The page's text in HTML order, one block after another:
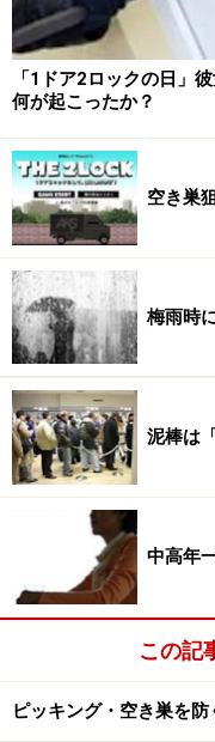
「まさか」の状
思わず拭き掃除を
夫に話をしなくては
ときに、美奈子さん
うものが目に入った
掃き出し窓でした。
よく見ると、窓のク
ていました。そして
て、頭の中がグルグ
返ると、夫を呼びま
「あなたぁ、あなた
いつもと違う妻の声
室にやってきました。
「どうした？」
「1ドア2ロックの日」
何が起こったか？
空き巣
梅雨時
泥棒は
中高年
この記
ピッキング・空き巣を防